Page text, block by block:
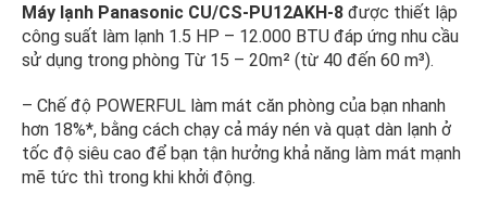
Máy lạnh Panasonic CU/CS-PU12AKH-8 được thiết lập
công suất làm lạnh 1.5 HP – 12.000 BTU đáp ứng nhu cầu
sử dụng trong phòng Từ 15 – 20m² (từ 40 đến 60 m³).
– Chế độ POWERFUL làm mát căn phòng của bạn nhanh
hơn 18%*, bằng cách chạy cả máy nén và quạt dàn lạnh ở
tốc độ siêu cao để bạn tận hưởng khả năng làm mát mạnh
mẽ tức thì trong khi khởi động.